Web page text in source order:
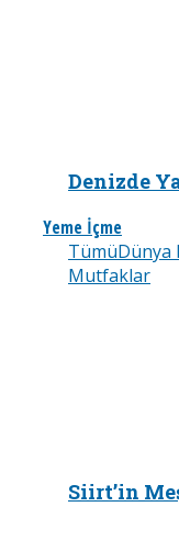
Denizde
Yeme İçme
TümüDünya
Mutfaklar
Siirt’in